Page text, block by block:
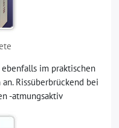
im praktischen
Rissüberbrückend bei
-atmungsaktiv